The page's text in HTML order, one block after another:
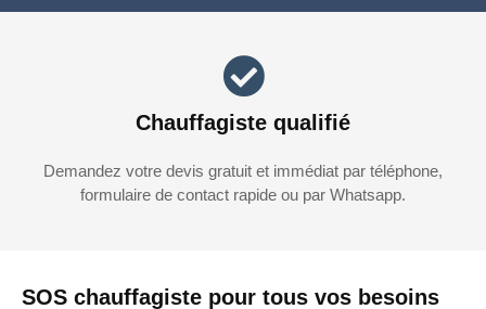
SOS chauffagiste pour tous vos besoins
Chauffagiste qualifié
Demandez votre devis gratuit et immédiat par téléphone,
formulaire de contact rapide ou par Whatsapp.